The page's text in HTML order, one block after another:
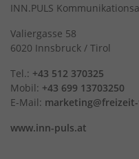
INN.PULS
Valiergasse 58
6020 Innsbruck / Tirol
Tel.: +43 512 370325
Mobil: +43 699 13703250
E-Mail:
www.inn-puls.at